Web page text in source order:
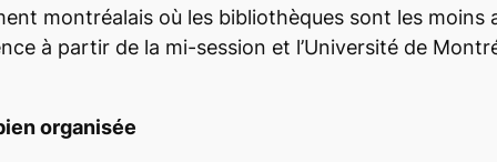
montréalais où les bibliothèques sont les moins
à partir de la mi-session et l’Université de
organisée